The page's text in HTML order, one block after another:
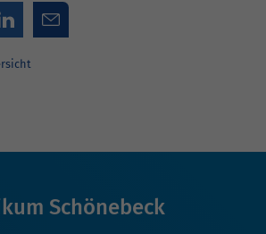
Schönebeck